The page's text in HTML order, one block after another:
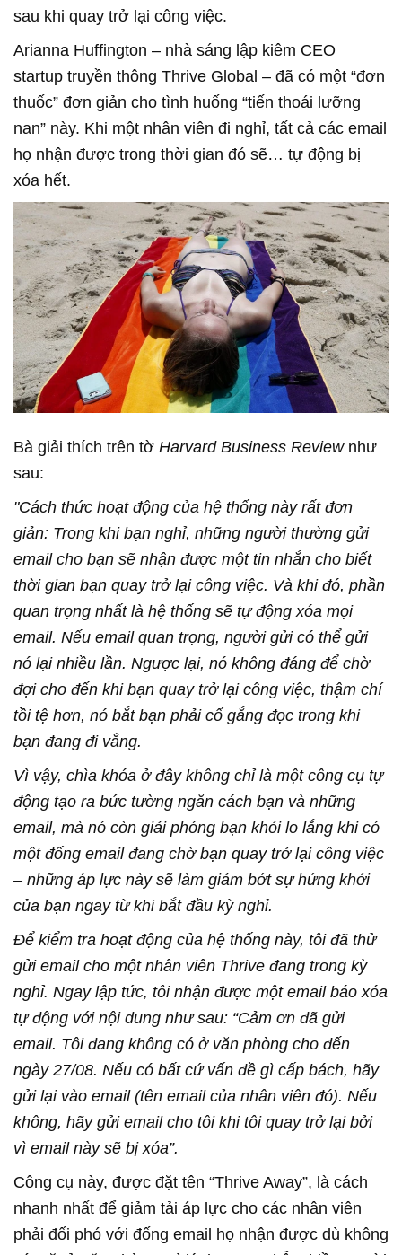
sau khi quay trở lại công việc.
Arianna Huffington – nhà sáng lập kiêm CEO
startup truyền thông Thrive Global – đã có một “đơn
thuốc” đơn giản cho tình huống “tiến thoái lưỡng
nan” này. Khi một nhân viên đi nghỉ, tất cả các email
họ nhận được trong thời gian đó sẽ… tự động bị
xóa hết.
Bà giải thích trên tờ Harvard Business Review như
sau:
"Cách thức hoạt động của hệ thống này rất đơn
giản: Trong khi bạn nghỉ, những người thường gửi
email cho bạn sẽ nhận được một tin nhắn cho biết
thời gian bạn quay trở lại công việc. Và khi đó, phần
quan trọng nhất là hệ thống sẽ tự động xóa mọi
email. Nếu email quan trọng, người gửi có thể gửi
nó lại nhiều lần. Ngược lại, nó không đáng để chờ
đợi cho đến khi bạn quay trở lại công việc, thậm chí
tồi tệ hơn, nó bắt bạn phải cố gắng đọc trong khi
bạn đang đi vắng.
Vì vậy, chìa khóa ở đây không chỉ là một công cụ tự
động tạo ra bức tường ngăn cách bạn và những
email, mà nó còn giải phóng bạn khỏi lo lắng khi có
một đống email đang chờ bạn quay trở lại công việc
– những áp lực này sẽ làm giảm bớt sự hứng khởi
của bạn ngay từ khi bắt đầu kỳ nghỉ.
Để kiểm tra hoạt động của hệ thống này, tôi đã thử
gửi email cho một nhân viên Thrive đang trong kỳ
nghỉ. Ngay lập tức, tôi nhận được một email báo xóa
tự động với nội dung như sau: “Cảm ơn đã gửi
email. Tôi đang không có ở văn phòng cho đến
ngày 27/08. Nếu có bất cứ vấn đề gì cấp bách, hãy
gửi lại vào email (tên email của nhân viên đó). Nếu
không, hãy gửi email cho tôi khi tôi quay trở lại bởi
vì email này sẽ bị xóa”.
Công cụ này, được đặt tên “Thrive Away”, là cách
nhanh nhất để giảm tải áp lực cho các nhân viên
phải đối phó với đống email họ nhận được dù không